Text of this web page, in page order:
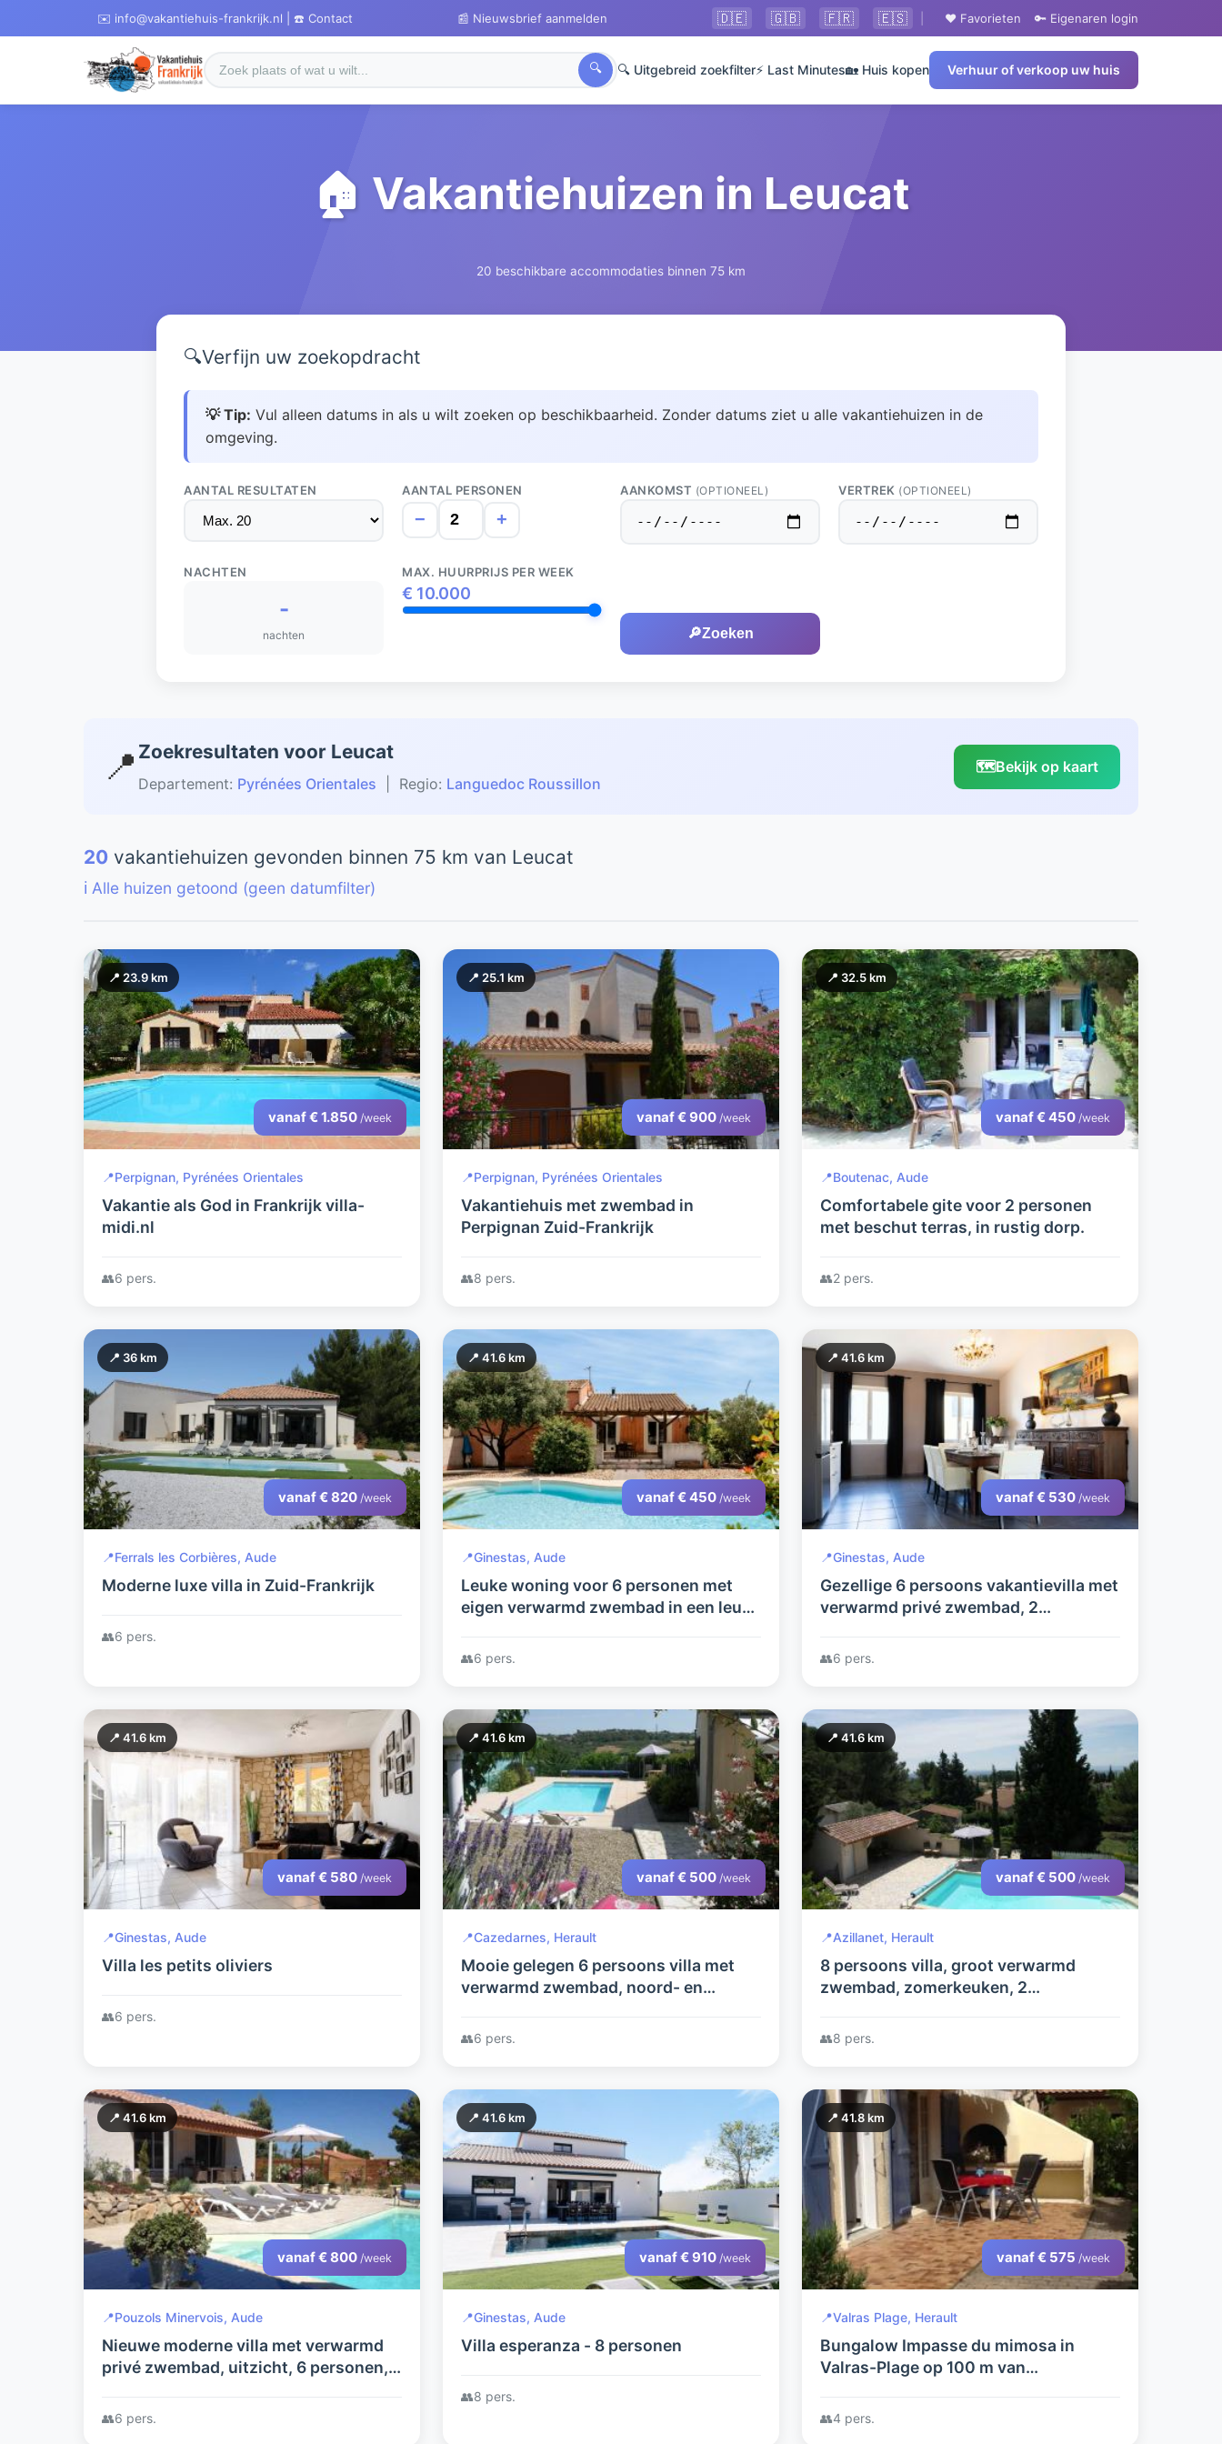
✉️ info@vakantiehuis-frankrijk.nl | ☎️ Contact 📰 Nieuwsbrief aanmelden 🇩🇪 🇬🇧 🇫🇷 🇪🇸 ❤️ Favorieten 🔑 Eigenaren login
🔍 🔍 Uitgebreid zoekfilter⚡ Last Minutes🏡 Huis kopen Verhuur of verkoop uw huis
🏠 Vakantiehuizen in Leucat
20 beschikbare accommodaties binnen 75 km
🔍Verfijn uw zoekopdracht
💡 Tip: Vul alleen datums in als u wilt zoeken op beschikbaarheid. Zonder datums ziet u alle vakantiehuizen in de
omgeving.
AANTAL RESULTATEN AANTAL PERSONEN
− +
AANKOMST (OPTIONEEL) VERTREK (OPTIONEEL)
NACHTEN
-
nachten
MAX. HUURPRIJS PER WEEK
€ 10.000
🔎Zoeken
📍 Zoekresultaten voor Leucat
Departement: Pyrénées Orientales | Regio: Languedoc Roussillon
🗺️Bekijk op kaart
20 vakantiehuizen gevonden binnen 75 km van Leucat
ℹ️ Alle huizen getoond (geen datumfilter)
📍 23.9 km
vanaf € 1.850 /week
📍Perpignan, Pyrénées Orientales
Vakantie als God in Frankrijk villa-
midi.nl
👥6 pers.
📍 25.1 km
vanaf € 900 /week
📍Perpignan, Pyrénées Orientales
Vakantiehuis met zwembad in
Perpignan Zuid-Frankrijk
👥8 pers.
📍 32.5 km
vanaf € 450 /week
📍Boutenac, Aude
Comfortabele gite voor 2 personen
met beschut terras, in rustig dorp.
👥2 pers.
📍 36 km
vanaf € 820 /week
📍Ferrals les Corbières, Aude
Moderne luxe villa in Zuid-Frankrijk
👥6 pers.
📍 41.6 km
vanaf € 450 /week
📍Ginestas, Aude
Leuke woning voor 6 personen met
eigen verwarmd zwembad in een leuk
👥6 pers.
📍 41.6 km
vanaf € 530 /week
📍Ginestas, Aude
Gezellige 6 persoons vakantievilla met
verwarmd privé zwembad, 2
👥6 pers.
📍 41.6 km
vanaf € 580 /week
📍Ginestas, Aude
Villa les petits oliviers
👥6 pers.
📍 41.6 km
vanaf € 500 /week
📍Cazedarnes, Herault
Mooie gelegen 6 persoons villa met
verwarmd zwembad, noord- en
omgeving.
👥6 pers.
📍 41.6 km
vanaf € 500 /week
📍Azillanet, Herault
8 persoons villa, groot verwarmd
zwembad, zomerkeuken, 2
👥8 pers.
📍 41.6 km
vanaf € 800 /week
📍Pouzols Minervois, Aude
Nieuwe moderne villa met verwarmd
privé zwembad, uitzicht, 6 personen, 2
👥6 pers.
📍 41.6 km
vanaf € 910 /week
📍Ginestas, Aude
Villa esperanza - 8 personen
👥8 pers.
📍 41.8 km
vanaf € 575 /week
📍Valras Plage, Herault
Bungalow Impasse du mimosa in
Valras-Plage op 100 m van
👥4 pers.